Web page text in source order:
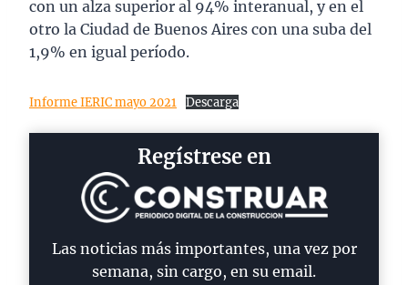
con un alza superior al 94% interanual, y en el
otro la Ciudad de Buenos Aires con una suba del
1,9% en igual período.
Informe IERIC mayo 2021 Descarga
Regístrese en
Las noticias más importantes, una vez por
semana, sin cargo, en su email.